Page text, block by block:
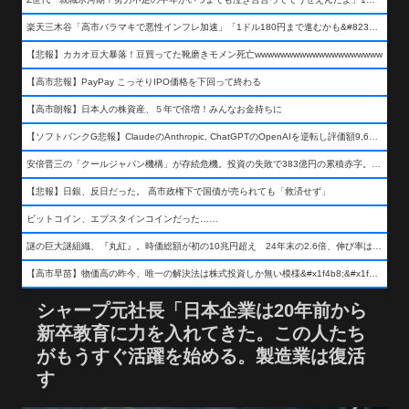
楽天三木谷「高市バラマキで悪性インフレ加速」「1ドル180円まで進むかも&#8230;もう看過できない」
【悲報】カカオ豆大暴落！豆買ってた靴磨きモメン死亡wwwwwwwwwwwwwwwwwwww
【高市悲報】PayPay こっそりIPO価格を下回って終わる
【高市朗報】日本人の株資産、５年で倍増！みんなお金持ちに
【ソフトバンクG悲報】ClaudeのAnthropic, ChatGPTのOpenAIを逆転し評価額9,650億ドル (約154兆円) の世界一価値あるAI企業に……
安倍晋三の「クールジャパン機構」が存続危機。投資の失敗で383億円の累積赤字。2025年度決算も大赤字の可能性。責任の所在はウヤムヤ
【悲報】日銀、反日だった。 高市政権下で国債が売られても「救済せず」
ビットコイン、エプスタインコインだった……
謎の巨大謎組織、『丸紅』。時価総額が初の10兆円超え 24年末の2.6倍、伸び率は謎組織首位
【高市早苗】物価高の昨今、唯一の解決法は株式投資しか無い模様&#x1f4b8;&#x1f4b8;&#x1f4b8;
シャープ元社長「日本企業は20年前から
新卒教育に力を入れてきた。この人たち
がもうすぐ活躍を始める。製造業は復活
す